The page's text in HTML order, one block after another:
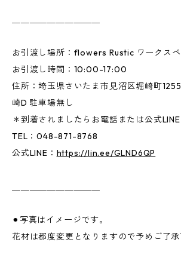
お引渡し場所：flowers Rustic ワークスペ
お引渡し時間：10:00-17:00
住所：埼玉県さいたま市見沼区堀崎町
崎D 駐車場無し
＊到着されましたらお電話または公式LINE
TEL：048-871-8768
公式LINE： https://lin.ee/GLND6QP
⚫︎写真はイメージです。
花材は都度変更となりますので予めご了承